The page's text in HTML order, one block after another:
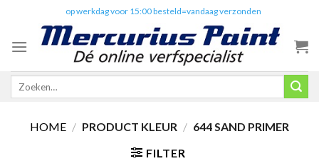
content
op werkdag voor 15:00 besteld=vandaag verzonden
Zoeken
HOME / PRODUCT KLEUR / 644 SAND PRIMER
FILTER